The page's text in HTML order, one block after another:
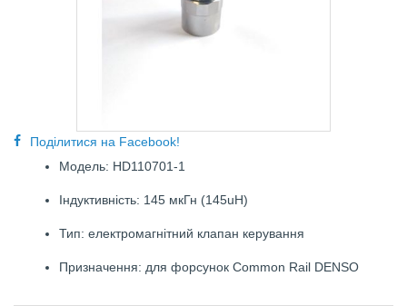
Поділитися на Facebook!
Модель: HD110701-1
Індуктивність: 145 мкГн (145uH)
Тип: електромагнітний клапан керування
Призначення: для форсунок Common Rail DENSO